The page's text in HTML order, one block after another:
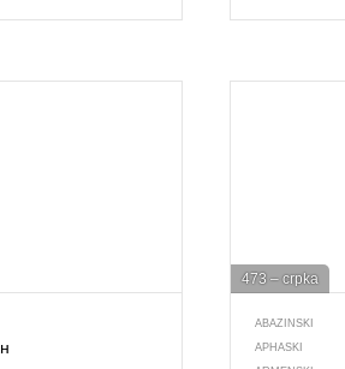
473 – crpka
ABAZINSKI
APHASKI